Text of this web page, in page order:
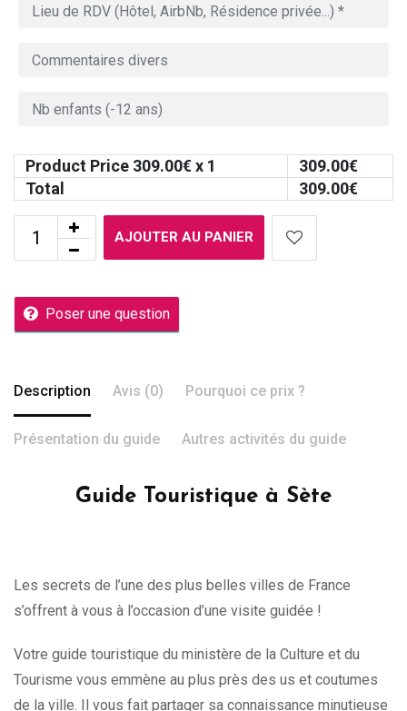
Product Price 309.00€ x 1 309.00€
Total
309.00€
AJOUTER AU PANIER
Poser une question
Description Avis (0) Pourquoi ce prix ?
Présentation du guide Autres activités du guide
Guide Touristique à Sète
Les secrets de l’une des plus belles villes de France
s’offrent à vous à l’occasion d’une visite guidée !
Votre guide touristique du ministère de la Culture et du
Tourisme vous emmène au plus près des us et coutumes
de la ville. Il vous fait partager sa connaissance minutieuse